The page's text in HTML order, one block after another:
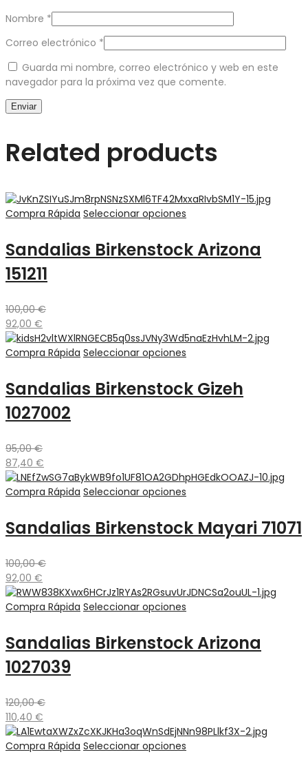
Nombre *
Correo electrónico *
Guarda mi nombre, correo electrónico y web en este
navegador para la próxima vez que comente.
Related products
Compra Rápida Seleccionar opciones
Sandalias Birkenstock Arizona
151211
100,00€
92,00 €
Compra Rápida Seleccionar opciones
Sandalias Birkenstock Gizeh
1027002
95,00€
87,40 €
Compra Rápida Seleccionar opciones
Sandalias Birkenstock Mayari 71071
100,00€
92,00 €
Compra Rápida Seleccionar opciones
Sandalias Birkenstock Arizona
1027039
120,00€
110,40 €
Compra Rápida Seleccionar opciones